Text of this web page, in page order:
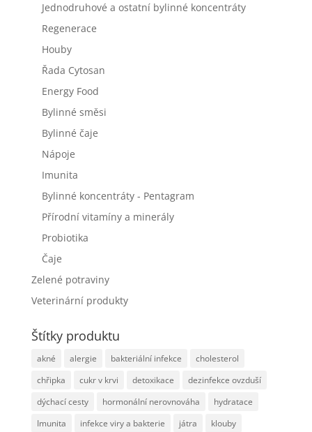
Jednodruhové a ostatní bylinné koncentráty
Regenerace
Houby
Řada Cytosan
Energy Food
Bylinné směsi
Bylinné čaje
Nápoje
Imunita
Bylinné koncentráty - Pentagram
Přírodní vitamíny a minerály
Probiotika
Čaje
Zelené potraviny
Veterinární produkty
Štítky produktu
akné alergie bakteriální infekce
cholesterol
chřipka
cukr v krvi detoxikace
dezinfekce ovzduší
dýchací cesty
hormonální nerovnováha
hydratace
Imunita
infekce viry a bakterie játra
klouby